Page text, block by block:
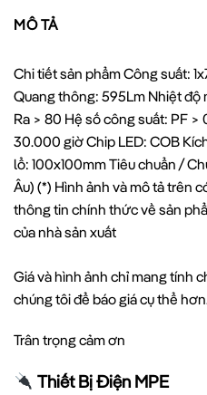
MÔ TẢ
Chi tiết sản phẩm Công suất:
Quang thông: 595Lm Nhiệt độ
Ra > 80 Hệ số công suất: PF >
30.000 giờ Chip LED: COB
lổ: 100x100mm Tiêu chuẩn /
Âu) (*) Hình ảnh và mô tả trên
thông tin chính thức về sản
của nhà sản xuất
Giá và hình ảnh chỉ mang tính
chúng tôi để báo giá cụ thể
Trân trọng cảm ơn
Thiết Bị Điện MPE